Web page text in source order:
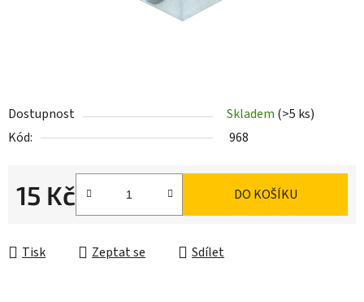
Dostupnost Skladem (>5 ks)
Kód:
968
15 Kč
Měrná cena:
DO KOŠÍKU
Tisk Zeptat se Sdílet